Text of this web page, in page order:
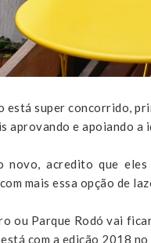
está super concorrido,
aprovando e apoiando a
novo, acredito que
mais essa opção de
ou Parque Rodó vai
com a edição 2018